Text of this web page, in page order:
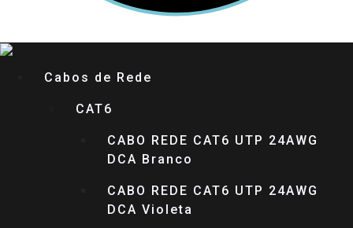
Cabos de Rede
CAT6
CABO REDE CAT6 UTP 24AWG
DCA Branco
CABO REDE CAT6 UTP 24AWG
DCA Violeta